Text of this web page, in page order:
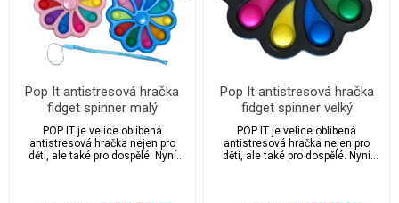
Pop It antistresová hračka
fidget spinner malý
POP IT je velice oblíbená
antistresová hračka nejen pro
děti, ale také pro dospělé. Nyní
Pop It antistresová hračka
fidget spinner velký
POP IT je velice oblíbená
antistresová hračka nejen pro
děti, ale také pro dospělé. Nyní